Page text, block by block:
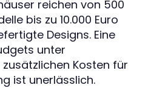
reichen von 500
bis zu 10.000 Euro
Designs. Eine
unter
Kosten für
ist unerlässlich.